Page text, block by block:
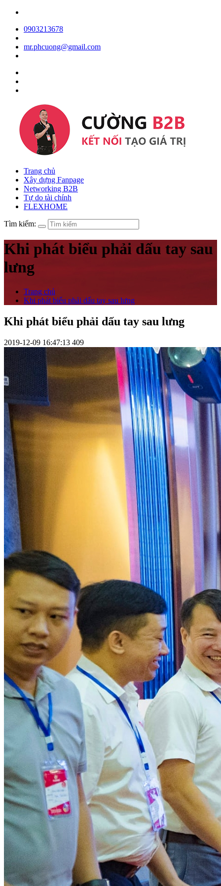
0903213678
mr.phcuong@gmail.com
Trang chủ
Xây dựng Fanpage
Networking B2B
Tự do tài chính
FLEXHOME
Tìm kiếm:
Khi phát biểu phải dấu tay sau
lưng
Trang chủ
Khi phát biểu phải dấu tay sau lưng
Khi phát biểu phải dấu tay sau lưng
2019-12-09 16:47:13 409